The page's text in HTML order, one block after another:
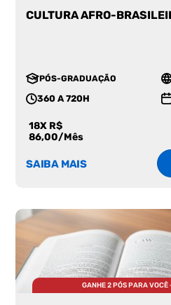
CULTURA AFRO-
PÓS-GRADUAÇÃO
360 A 720H
18X R$
86,00/Mês
SAIBA MAIS
GANHE 2 PÓS PARA VOCÊ